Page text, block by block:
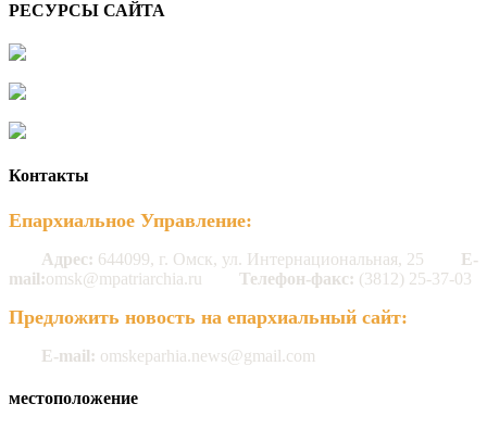
РЕСУРСЫ САЙТА
Контакты
Епархиальное Управление:
Адрес: 644099, г. Омск, ул. Интернациональная, 25
E-
mail:omsk@mpatriarchia.ru Телефон-факс: (3812) 25-37-03
Предложить новость на епархиальный сайт:
E-mail: omskeparhia.news@gmail.com
местоположение